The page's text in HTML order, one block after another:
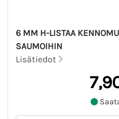
6 MM H-LISTAA
SAUMOIHIN
Lisätiedot